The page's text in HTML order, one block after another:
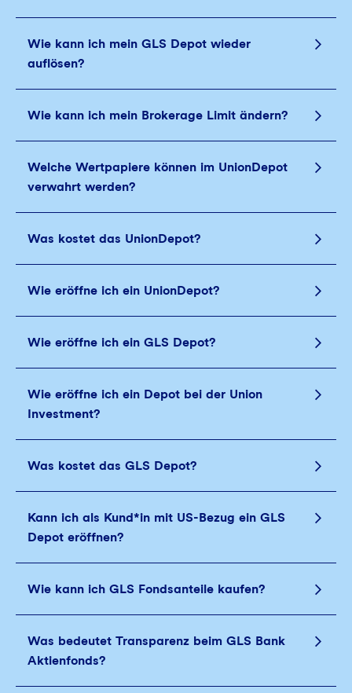
Wie kann ich mein GLS Depot wieder
auflösen?
Wie kann ich mein Brokerage Limit ändern?
Welche Wertpapiere können im UnionDepot
verwahrt werden?
Was kostet das UnionDepot?
Wie eröffne ich ein UnionDepot?
Wie eröffne ich ein GLS Depot?
Wie eröffne ich ein Depot bei der Union
Investment?
Was kostet das GLS Depot?
Kann ich als Kund*in mit US-Bezug ein GLS
Depot eröffnen?
Wie kann ich GLS Fondsanteile kaufen?
Was bedeutet Transparenz beim GLS Bank
Aktienfonds?